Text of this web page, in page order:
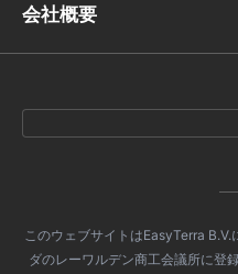
会社概要
このウェブサイトはEasyTerra
ダのレーワルデン商工会議所に登